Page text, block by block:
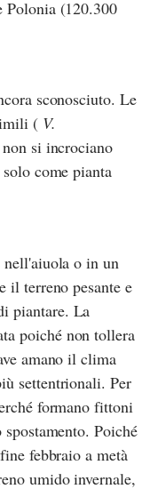
(120.300
sconosciuto. Le
( V.
si incrociano
come pianta
nell'aiuola o in un
il terreno pesante e
piantare. La
poiché non tollera
amano il clima
settentrionali. Per
formano fittoni
Poiché
febbraio a metà
umido invernale,